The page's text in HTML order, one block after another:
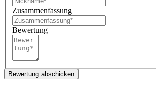
Zusammenfassung
Bewertung
Bewertung abschicken